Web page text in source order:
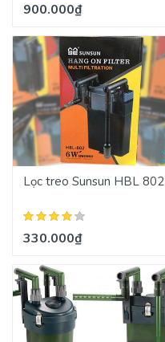
900.000₫
Lọc treo Sunsun HBL 802
330.000₫